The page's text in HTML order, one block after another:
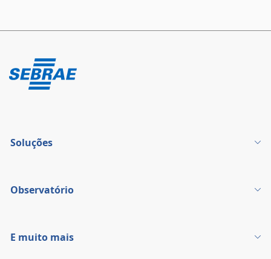
Soluções
Observatório
E muito mais